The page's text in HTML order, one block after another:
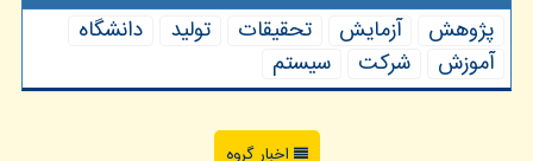
پژوهش آزمایش تحقیقات تولید
دانشگاه
آموزش
شركت سیستم
اخبار گروه